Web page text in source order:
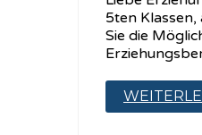
5ten Klassen,
Sie die